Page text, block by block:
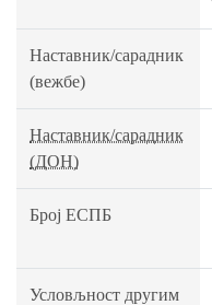
Наставник/сарадник
(вежбе)
Наставник/сарадник
(ДОН)
Број ЕСПБ
Условљност другим